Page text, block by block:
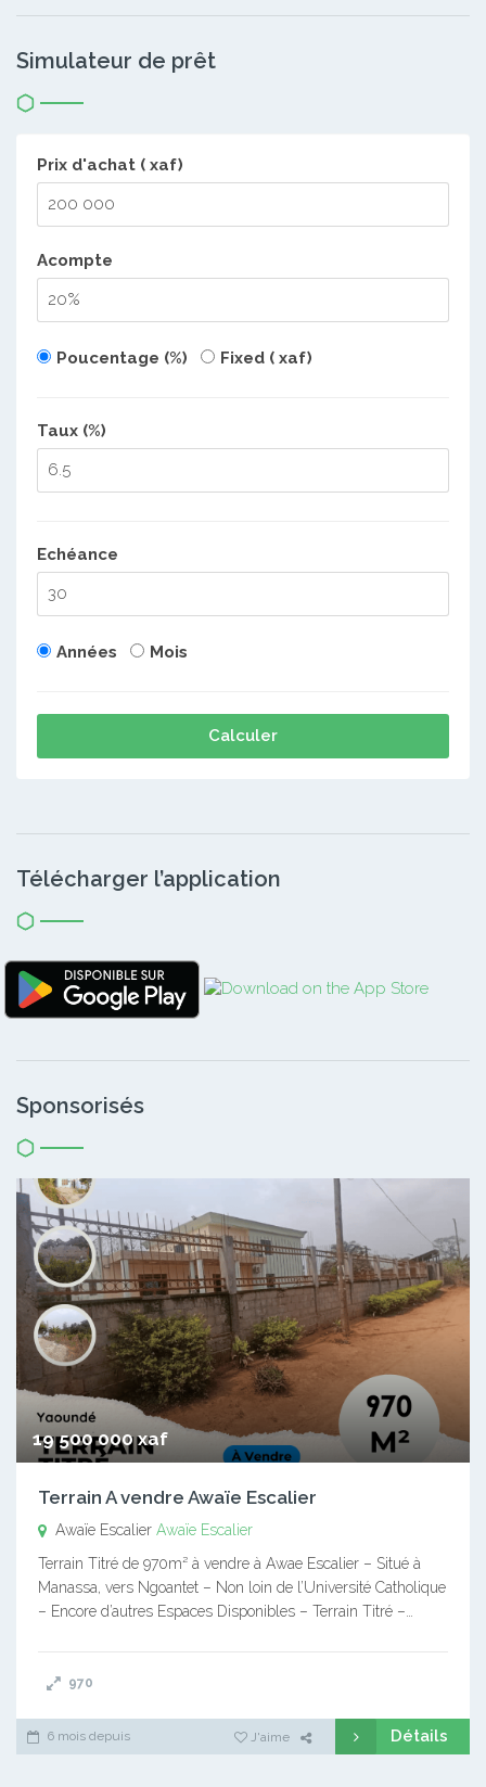
Simulateur de prêt
Prix d'achat ( xaf)
Acompte
Poucentage (%) Fixed ( xaf)
Taux (%)
Echéance
Années Mois
Calculer
Télécharger l’application
Sponsorisés
19 500 000 xaf
Terrain A vendre Awaïe Escalier
Awaïe Escalier Awaïe Escalier
Terrain Titré de 970m² à vendre à Awae Escalier – Situé à
Manassa, vers Ngoantet – Non loin de l’Université Catholique
– Encore d’autres Espaces Disponibles – Terrain Titré –…
970
6 mois depuis J'aime Détails